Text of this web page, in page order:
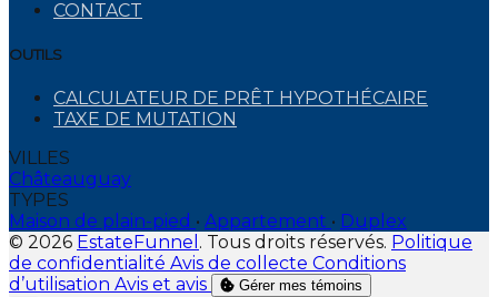
CONTACT
OUTILS
CALCULATEUR DE PRÊT HYPOTHÉCAIRE
TAXE DE MUTATION
VILLES
Châteauguay
TYPES
Maison de plain-pied • Appartement • Duplex
© 2026 EstateFunnel . Tous droits réservés. Politique
de confidentialité Avis de collecte Conditions
d’utilisation Avis et avis
Gérer mes témoins